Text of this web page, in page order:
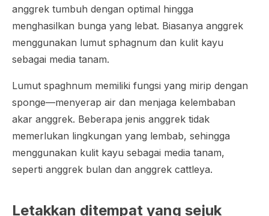
anggrek tumbuh dengan optimal hingga
menghasilkan bunga yang lebat. Biasanya anggrek
menggunakan lumut sphagnum dan kulit kayu
sebagai media tanam.
Lumut spaghnum memiliki fungsi yang mirip dengan
sponge—menyerap air dan menjaga kelembaban
akar anggrek. Beberapa jenis anggrek tidak
memerlukan lingkungan yang lembab, sehingga
menggunakan kulit kayu sebagai media tanam,
seperti anggrek bulan dan anggrek cattleya.
Letakkan ditempat yang sejuk